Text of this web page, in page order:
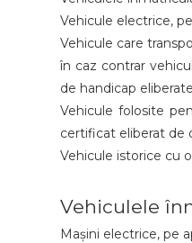
Vehicule electrice,
Vehicule care
în caz contrar
de handicap
Vehicule folosite
certificat eliberat de
Vehicule istorice cu
Vehiculele
Mașini electrice, pe